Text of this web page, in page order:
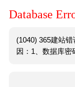
Database
(1040) 365建站
因：1、数据库密